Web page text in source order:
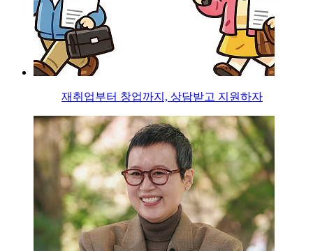
재취업부터 창업까지, 상담받고 지원하자